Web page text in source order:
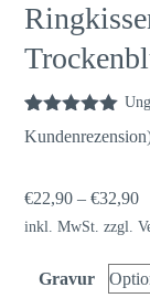
Bewertet mit
5.00von 5,
1
Kundenbewertung
€22,90 –€32,90
inkl. MwSt. zzgl.
Gravur